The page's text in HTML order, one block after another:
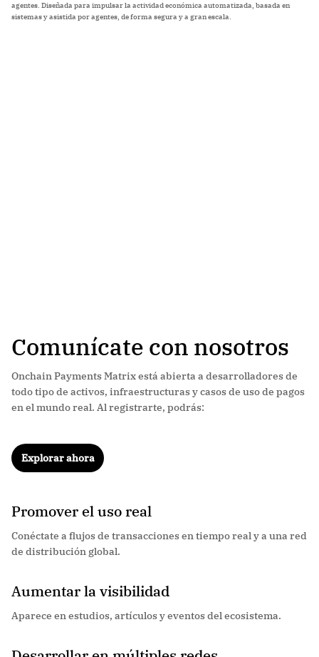
agentes. Diseñada para impulsar la actividad económica automatizada, basada en
sistemas y asistida por agentes, de forma segura y a gran escala.
Comunícate con nosotros
Onchain Payments Matrix está abierta a desarrolladores de
todo tipo de activos, infraestructuras y casos de uso de pagos
en el mundo real. Al registrarte, podrás:
Explorar ahora
Promover el uso real
Conéctate a flujos de transacciones en tiempo real y a una red
de distribución global.
Aumentar la visibilidad
Aparece en estudios, artículos y eventos del ecosistema.